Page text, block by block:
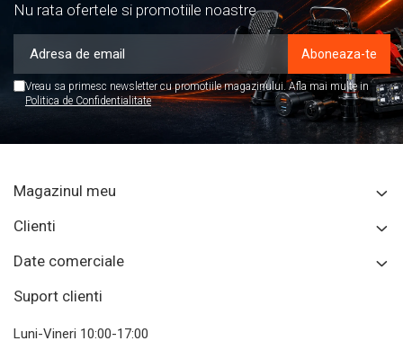
Nu rata ofertele si promotiile noastre
Vreau sa primesc newsletter cu promotiile magazinului. Afla mai multe in
Politica de Confidentialitate
Magazinul meu
Clienti
Date comerciale
Suport clienti
Luni-Vineri 10:00-17:00